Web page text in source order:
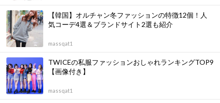
【韓国】オルチャン冬ファッションの特徴12個！人
気コーデ4選＆ブランドサイト2選も紹介
massqat1
TWICEの私服ファッションおしゃれランキングTOP9
【画像付き】
massqat1